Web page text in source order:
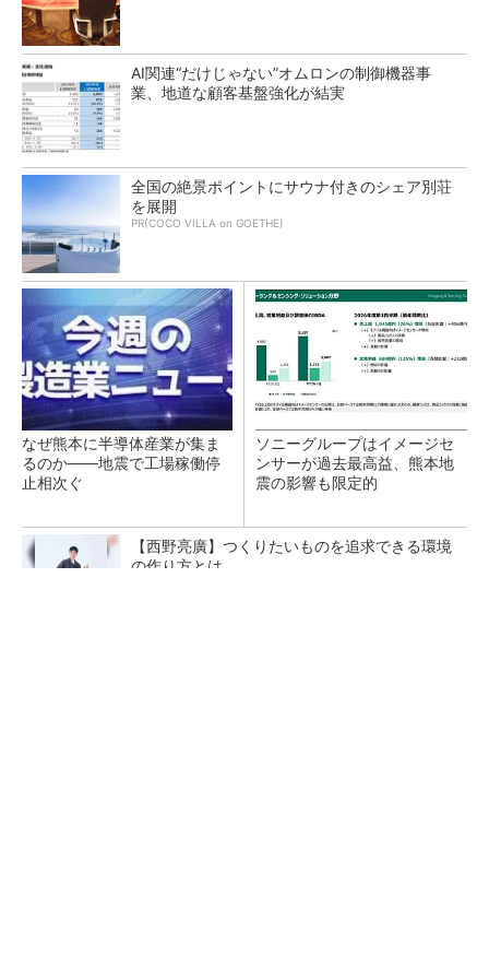
AI関連“だけじゃない”オムロンの制御機器事
業、地道な顧客基盤強化が結実
全国の絶景ポイントにサウナ付きのシェア別荘
を展開
PR(COCO VILLA on GOETHE)
なぜ熊本に半導体産業が集ま
るのか――地震で工場稼働停
止相次ぐ
ソニーグループはイメージセ
ンサーが過去最高益、熊本地
震の影響も限定的
【西野亮廣】つくりたいものを追求できる環境
の作り方とは